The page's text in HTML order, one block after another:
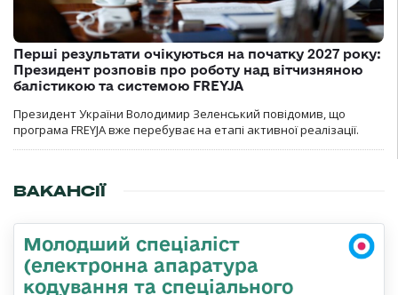
Перші результати очікуються на початку 2027 року:
Президент розповів про роботу над вітчизняною
балістикою та системою FREYJA
Президент України Володимир Зеленський повідомив, що
програма FREYJA вже перебуває на етапі активної реалізації.
ВАКАНСІЇ
Молодший спеціаліст
(електронна апаратура
кодування та спеціального